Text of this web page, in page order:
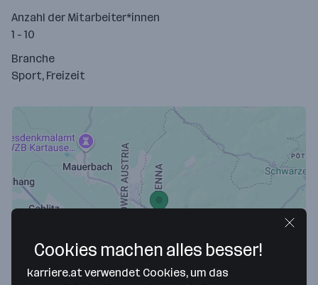
Anzahl der Mitarbeiter*innen
1 - 10
Branche
Sport, Freizeit
Map data ©2026 Google
Cookies machen alles besser!
karriere.at verwendet Cookies, um das